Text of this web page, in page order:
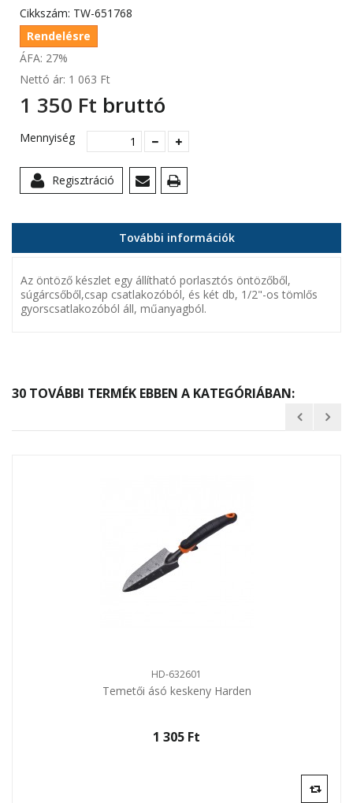
Cikkszám: TW-651768
Rendelésre
ÁFA: 27%
Nettó ár: 1 063 Ft‎
1 350 Ft‎ bruttó
Mennyiség
Regisztráció
További információk
Az öntöző készlet egy állítható porlasztós öntözőből,
súgárcsőből,csap csatlakozóból, és két db, 1/2"-os tömlős
gyorscsatlakozóból áll, műanyagból.
30 TOVÁBBI TERMÉK EBBEN A KATEGÓRIÁBAN:
HD-632601
Temetői ásó keskeny Harden
1 305 Ft‎